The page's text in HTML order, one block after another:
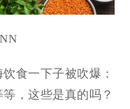
食一下子被吹爆：
等，这些是真的吗？